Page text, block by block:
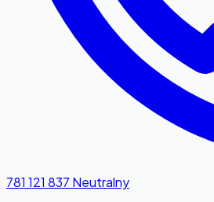
781 121 837 Neutralny